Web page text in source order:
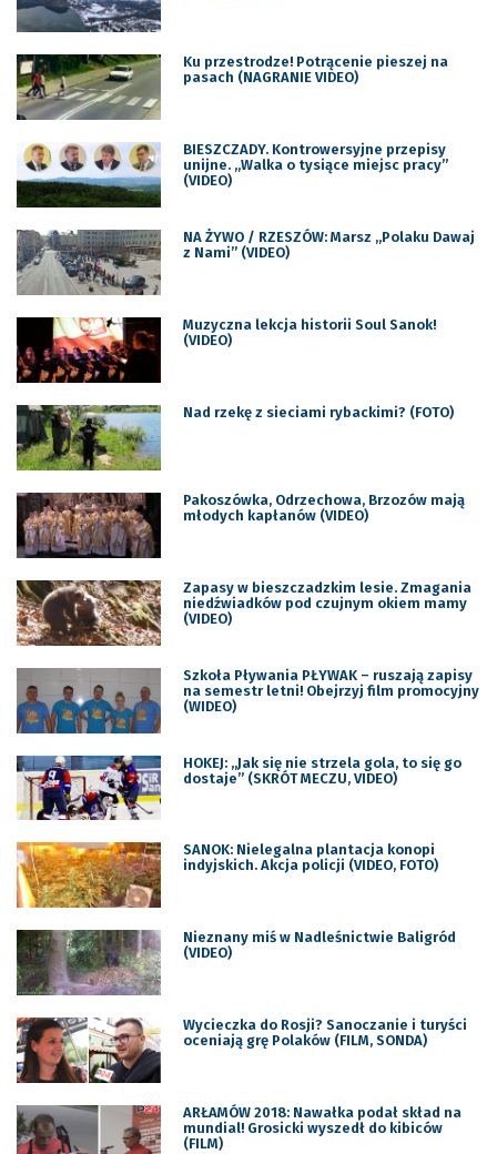
Ku przestrodze! Potrącenie pieszej na
pasach (NAGRANIE VIDEO)
BIESZCZADY. Kontrowersyjne przepisy
unijne. „Walka o tysiące miejsc pracy”
(VIDEO)
NA ŻYWO / RZESZÓW: Marsz „Polaku Dawaj
z Nami” (VIDEO)
Muzyczna lekcja historii Soul Sanok!
(VIDEO)
Nad rzekę z sieciami rybackimi? (FOTO)
Pakoszówka, Odrzechowa, Brzozów mają
młodych kapłanów (VIDEO)
Zapasy w bieszczadzkim lesie. Zmagania
niedźwiadków pod czujnym okiem mamy
(VIDEO)
Szkoła Pływania PŁYWAK – ruszają zapisy
na semestr letni! Obejrzyj film promocyjny
(WIDEO)
HOKEJ: „Jak się nie strzela gola, to się go
dostaje” (SKRÓT MECZU, VIDEO)
SANOK: Nielegalna plantacja konopi
indyjskich. Akcja policji (VIDEO, FOTO)
Nieznany miś w Nadleśnictwie Baligród
(VIDEO)
Wycieczka do Rosji? Sanoczanie i turyści
oceniają grę Polaków (FILM, SONDA)
ARŁAMÓW 2018: Nawałka podał skład na
mundial! Grosicki wyszedł do kibiców
(FILM)